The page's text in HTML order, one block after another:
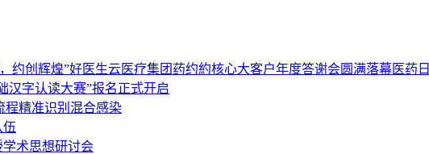
约创辉煌”好医生云医疗集团药约約核心大客户年度答谢会圆满落幕医药
汉字认读大赛”报名正式开启
程精准识别混合感染
伍
术思想研讨会